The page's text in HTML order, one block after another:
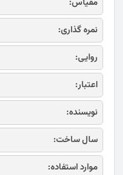
نمره گذاری:
روایی:
اعتبار:
نویسنده:
سال ساخت:
موارد استفاده: